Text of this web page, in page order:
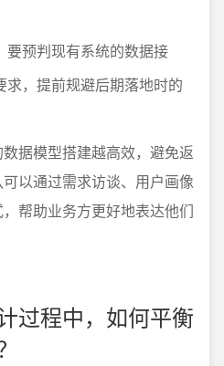
要预判现有系统的数据接
求，提前规避后期落地时的
据模型搭建越高效，避免返
以通过需求访谈、用户画像
帮助业务方更好地表达他们
过程中，如何平衡